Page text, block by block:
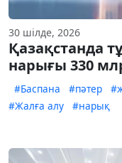
30 шілде, 2026
Қазақстанда
нарығы 330
#Баспана #пәтер
#Жалға алу
#нарық